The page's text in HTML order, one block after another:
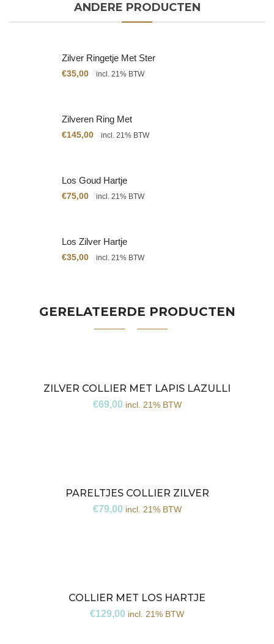
ANDERE PRODUCTEN
Zilver Ringetje Met Ster
€35,00 incl. 21% BTW
Zilveren Ring Met
Citrien
€145,00 incl. 21% BTW
Los Goud Hartje
€75,00 incl. 21% BTW
Los Zilver Hartje
€35,00 incl. 21% BTW
GERELATEERDE PRODUCTEN
ZILVER COLLIER MET LAPIS LAZULLI
€69,00 incl. 21% BTW
PARELTJES COLLIER ZILVER
€79,00 incl. 21% BTW
COLLIER MET LOS HARTJE
€129,00 incl. 21% BTW